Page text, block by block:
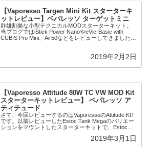
【Vaporesso Targen Mini Kit スターターキ
ットレビュー】ベパレッソ ターゲットミニ
群雄割拠な小型テクニカルMODスターターキット。
当ブログではiStick Power NanoやeVic-Basic with
CUBIS Pro Mini、Air50などをレビューしてきました。
2019年2月2日
【Vaporesso Attitude 80W TC VW MOD Kit
スターターキットレビュー】 ベパレッソ ア
ティテュード
さて、今回レビューするのはVaporessoのAttitude KIT
です。以前レビューしたEstoc Tank Megaのバリエー
ションをマウントしたスターターキットで、Estoc
2019年3月1日